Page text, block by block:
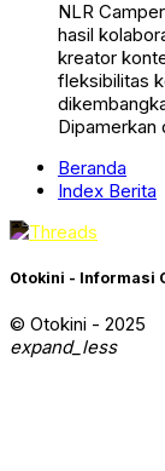
NLR
hasil
kreator
fleksibilitas
Dipamerkan
Beranda
Index Berita
Otokini - Informasi
© Otokini - 2025
expand_less